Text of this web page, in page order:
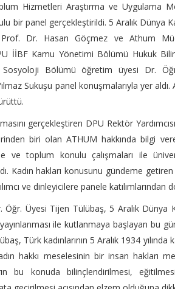
Hizmetleri Araştırma ve Uygulama
bir panel gerçekleştirildi. 5 Aralık Dünya
Prof. Dr. Hasan Göçmez ve Athum
İİBF Kamu Yönetimi Bölümü Hukuk
Sosyoloji Bölümü öğretim üyesi Dr.
Sukuşu panel konuşmalarıyla yer
gerçekleştiren DPU Rektör
biri olan ATHUM hakkında bilgi
ve toplum konulu çalışmaları ile
Kadın hakları konusunu gündeme
ve dinleyicilere panele katılımlarından
Üyesi Tijen Tülübaş, 5 Aralık Dünya
ile kutlanmaya başlayan bu
Türk kadınlarının 5 Aralık 1934
hakkı meselesinin bir insan hakları
bu konuda bilinçlendirilmesi, eğitilmesi